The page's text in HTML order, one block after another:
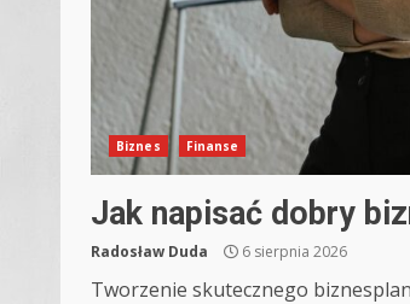
Biznes Finanse
Jak napisać dobry
Radosław Duda 6 sierpnia 2026
Tworzenie skutecznego